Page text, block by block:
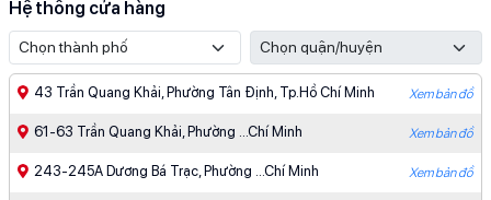
Hệ thống cửa hàng
43 Trần Quang Khải, Phường Tân Định, Tp.Hồ Chí Minh Xem bản đồ
61-63 Trần Quang Khải, Phường ...Chí Minh Xem bản đồ
243-245A Dương Bá Trạc, Phường ...Chí Minh Xem bản đồ